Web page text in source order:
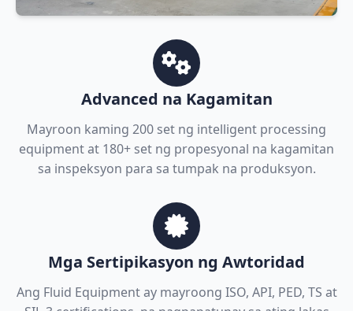
Advanced na Kagamitan
Mayroon kaming 200 set ng intelligent processing
equipment at 180+ set ng propesyonal na kagamitan
sa inspeksyon para sa tumpak na produksyon.
Mga Sertipikasyon ng Awtoridad
Ang Fluid Equipment ay mayroong ISO, API, PED, TS at